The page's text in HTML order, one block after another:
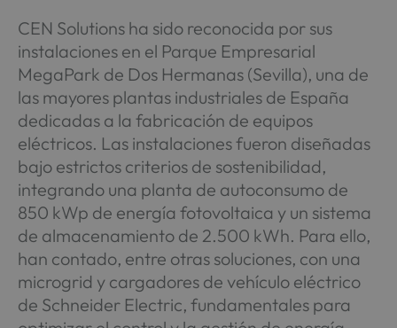
CEN Solutions ha sido reconocida por sus
instalaciones en el Parque Empresarial
MegaPark de Dos Hermanas (Sevilla), una de
las mayores plantas industriales de España
dedicadas a la fabricación de equipos
eléctricos. Las instalaciones fueron diseñadas
bajo estrictos criterios de sostenibilidad,
integrando una planta de autoconsumo de
850 kWp de energía fotovoltaica y un sistema
de almacenamiento de 2.500 kWh. Para ello,
han contado, entre otras soluciones, con una
microgrid y cargadores de vehículo eléctrico
de Schneider Electric, fundamentales para